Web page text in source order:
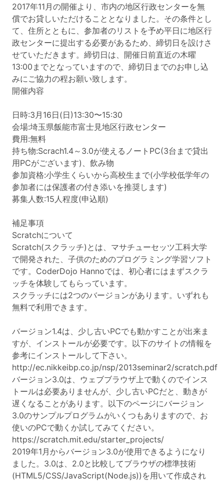
2017年11月の開催より、市内の地区行政センターを無
償でお貸しいただけることとなりました。その条件とし
て、住所とともに、参加者のリストを予め平日に地区行
政センターに提出する必要があるため、締切日を設けさ
せていただきます。締切日は、開催日前直近の木曜
13:00までとなっていますので、締切日までのお申し込
みにご協力の程お願い致します。
開催内容
日時:3月16日(日)13:30〜15:30
会場:埼玉県飯能市富士見地区行政センター
費用:無料
持ち物:Scrach1.4～3.0が使えるノートPC(3台まで貸出
用PCがございます)、飲み物
参加資格:小学生くらいから高校生まで(小学校低学年の
参加者には保護者の付き添いを推奨します)
募集人数:15人程度(申込順)
補足事項
Scratchについて
Scratch(スクラッチ)とは、マサチューセッツ工科大学
で開発された、子供のためのプログラミング学習ソフト
です。CoderDojo Hannoでは、初心者にはまずスクラ
ッチを体験してもらっています。
スクラッチには2つのバージョンがあります。いずれも
無料で利用できます。
バージョン1.4は、少し古いPCでも動かすことが出来ま
すが、インストールが必要です。以下のサイトの情報を
参考にインストールして下さい。
http://ec.nikkeibp.co.jp/nsp/2013seminar2/scratch.pdf
バージョン3.0は、ウェブブラウザ上で動くのでインス
トールは必要ありませんが、少し古いPCだと、動きが
遅くなることがあります。以下のページにバージョン
3.0のサンプルプログラムがいくつもありますので、お
使いのPCで動くか試してみてください。
https://scratch.mit.edu/starter_projects/
2019年1月からバージョン3.0が使用できるようになり
ました。3.0は、2.0と比較してブラウザの標準技術
(HTML5/CSS/JavaScript(Node.js))を用いて作成され